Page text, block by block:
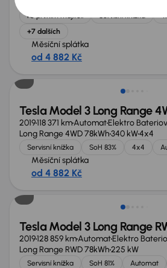
Po prvním majiteli
+7 dalších
Měsíční splátka
od 4 882 Kč
Tesla Model 3 Long Range
2019118 371 kmAutomatElektro
Long Range 4WD 78kWh340 kW4x4
Servisní knížka SoH 83% 4x4
Měsíční splátka
od 4 882 Kč
Extra sleva 26 000 Kč
Tesla Model 3 Long Range
2019128 859 kmAutomatElektro
Long Range RWD 78kWh225 kW
Servisní knížka SoH 81% Automat